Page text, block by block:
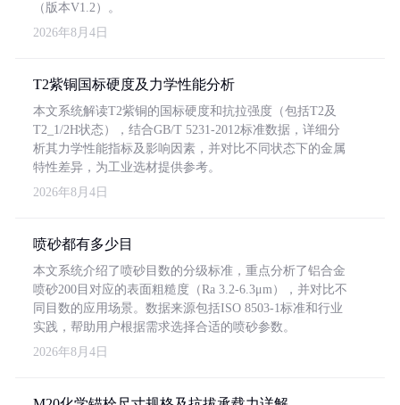
（版本V1.2）。
2026年8月4日
T2紫铜国标硬度及力学性能分析
本文系统解读T2紫铜的国标硬度和抗拉强度（包括T2及
T2_1/2H状态），结合GB/T 5231-2012标准数据，详细分
析其力学性能指标及影响因素，并对比不同状态下的金属
特性差异，为工业选材提供参考。
2026年8月4日
喷砂都有多少目
本文系统介绍了喷砂目数的分级标准，重点分析了铝合金
喷砂200目对应的表面粗糙度（Ra 3.2-6.3μm），并对比不
同目数的应用场景。数据来源包括ISO 8503-1标准和行业
实践，帮助用户根据需求选择合适的喷砂参数。
2026年8月4日